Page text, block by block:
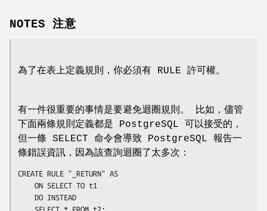
NOTES 注意
為了在表上定義規則，你必須有 RULE 許可權。
有一件很重要的事情是要避免迴圈規則。 比如，儘管
下面兩條規則定義都是 PostgreSQL 可以接受的，
但一條 SELECT 命令會導致 PostgreSQL 報告一
條錯誤資訊，因為該查詢迴圈了太多次：
CREATE RULE "_RETURN" AS